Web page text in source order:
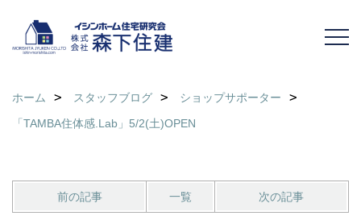
ホーム スタッフブログ
ショップサポーター
「TAMBA住体感.Lab」5/2(土)OPEN
前の記事 一覧 次の記事